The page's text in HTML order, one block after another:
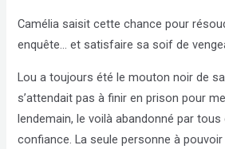
Camélia saisit cette chance pour
enquête… et satisfaire sa soif de
Lou a toujours été le mouton noir de
s’attendait pas à finir en prison pour
lendemain, le voilà abandonné par
confiance. La seule personne à